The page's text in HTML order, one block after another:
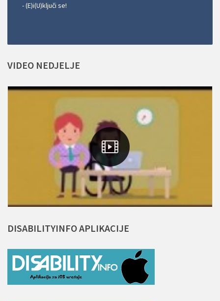
- (E)i(U)ključi se!
VIDEO NEDJELJE
DISABILITYINFOAPLIKACIJE